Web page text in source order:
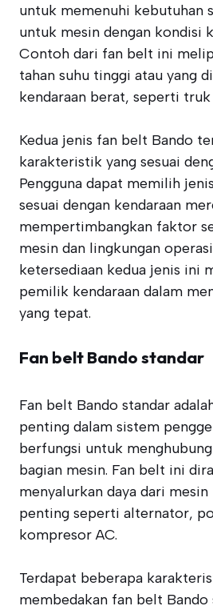
untuk memenuhi kebutuhan
untuk mesin dengan kondisi
Contoh dari fan belt ini
tahan suhu tinggi atau yang
kendaraan berat, seperti
Kedua jenis fan belt Bando
karakteristik yang sesuai
Pengguna dapat memilih
sesuai dengan kendaraan
mempertimbangkan faktor
mesin dan lingkungan
ketersediaan kedua jenis ini
pemilik kendaraan dalam
yang tepat.
Fan belt Bando standar
Fan belt Bando standar
penting dalam sistem
berfungsi untuk
bagian mesin. Fan belt ini
menyalurkan daya dari
penting seperti alternator,
kompresor AC.
Terdapat beberapa
membedakan fan belt Bando